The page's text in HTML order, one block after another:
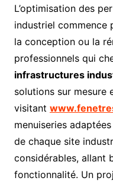
L’optimisation des
industriel commence
la conception ou la
professionnels qui
infrastructures
solutions sur mesure
visitant
menuiseries
de chaque site
considérables, allant
fonctionnalité. Un